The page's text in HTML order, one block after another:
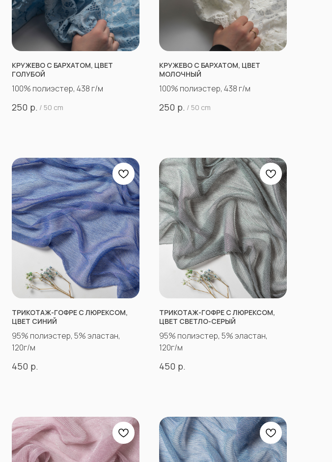
КРУЖЕВО С БАРХАТОМ, ЦВЕТ
ГОЛУБОЙ
100% полиэстер, 438 г/м
250 р. / 50 cm
КРУЖЕВО С БАРХАТОМ, ЦВЕТ
МОЛОЧНЫЙ
100% полиэстер, 438 г/м
250 р. / 50 cm
ТРИКОТАЖ-ГОФРЕ С ЛЮРЕКСОМ,
ЦВЕТ СИНИЙ
95% полиэстер, 5% эластан,
120г/м
450 р.
ТРИКОТАЖ-ГОФРЕ С ЛЮРЕКСОМ,
ЦВЕТ СВЕТЛО-СЕРЫЙ
95% полиэстер, 5% эластан,
120г/м
450 р.